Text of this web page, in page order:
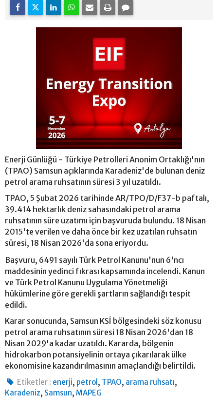
Enerji Günlüğü - Türkiye Petrolleri Anonim Ortaklığı'nın
(TPAO) Samsun açıklarında Karadeniz'de bulunan deniz
petrol arama ruhsatının süresi 3 yıl uzatıldı.
TPAO, 5 Şubat 2026 tarihinde AR/TPO/D/F37-b paftalı,
39.414 hektarlık deniz sahasındaki petrol arama
ruhsatının süre uzatımı için başvuruda bulundu. 18 Nisan
2015'te verilen ve daha önce bir kez uzatılan ruhsatın
süresi, 18 Nisan 2026'da sona eriyordu.
Başvuru, 6491 sayılı Türk Petrol Kanunu'nun 6'ncı
maddesinin yedinci fıkrası kapsamında incelendi. Kanun
ve Türk Petrol Kanunu Uygulama Yönetmeliği
hükümlerine göre gerekli şartların sağlandığı tespit
edildi.
Karar sonucunda, Samsun KSİ bölgesindeki söz konusu
petrol arama ruhsatının süresi 18 Nisan 2026'dan 18
Nisan 2029'a kadar uzatıldı. Kararda, bölgenin
hidrokarbon potansiyelinin ortaya çıkarılarak ülke
ekonomisine kazandırılmasının amaçlandığı belirtildi.
Etiketler : enerji, petrol , TPAO, arama ruhsatı,
Karadeniz, Samsun, MAPEG